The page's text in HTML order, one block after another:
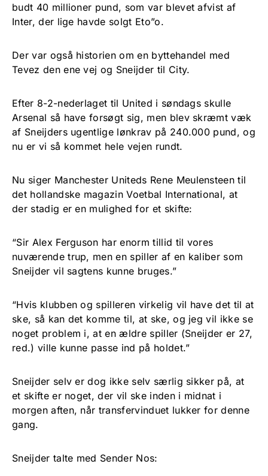
budt 40 millioner pund, som var blevet afvist af
Inter, der lige havde solgt Eto”o.
Der var også historien om en byttehandel med
Tevez den ene vej og Sneijder til City.
Efter 8-2-nederlaget til United i søndags skulle
Arsenal så have forsøgt sig, men blev skræmt væk
af Sneijders ugentlige lønkrav på 240.000 pund, og
nu er vi så kommet hele vejen rundt.
Nu siger Manchester Uniteds Rene Meulensteen til
det hollandske magazin Voetbal International, at
der stadig er en mulighed for et skifte:
“Sir Alex Ferguson har enorm tillid til vores
nuværende trup, men en spiller af en kaliber som
Sneijder vil sagtens kunne bruges.”
“Hvis klubben og spilleren virkelig vil have det til at
ske, så kan det komme til, at ske, og jeg vil ikke se
noget problem i, at en ældre spiller (Sneijder er 27,
red.) ville kunne passe ind på holdet.”
Sneijder selv er dog ikke selv særlig sikker på, at
et skifte er noget, der vil ske inden i midnat i
morgen aften, når transfervinduet lukker for denne
gang.
Sneijder talte med Sender Nos: